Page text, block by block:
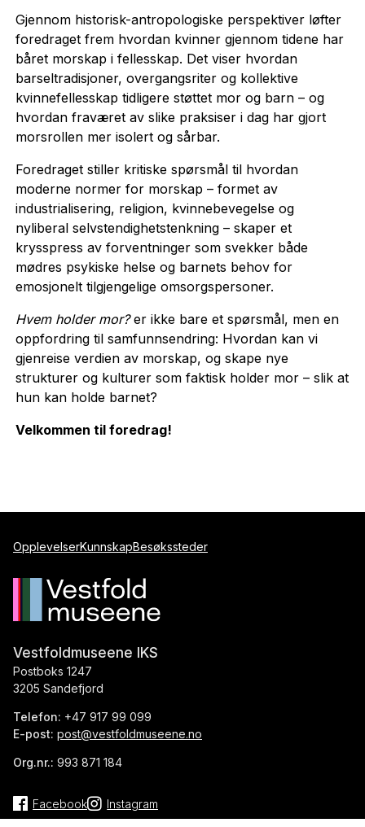
Gjennom historisk-antropologiske perspektiver løfter
foredraget frem hvordan kvinner gjennom tidene har
båret morskap i fellesskap. Det viser hvordan
barseltradisjoner, overgangsriter og kollektive
kvinnefellesskap tidligere støttet mor og barn – og
hvordan fraværet av slike praksiser i dag har gjort
morsrollen mer isolert og sårbar.
Foredraget stiller kritiske spørsmål til hvordan
moderne normer for morskap – formet av
industrialisering, religion, kvinnebevegelse og
nyliberal selvstendighetstenkning – skaper et
krysspress av forventninger som svekker både
mødres psykiske helse og barnets behov for
emosjonelt tilgjengelige omsorgspersoner.
Hvem holder mor?er ikke bare et spørsmål, men en
oppfordring til samfunnsendring: Hvordan kan vi
gjenreise verdien av morskap, og skape nye
strukturer og kulturer som faktisk holder mor – slik at
hun kan holde barnet?
Velkommen til foredrag!
OpplevelserKunnskapBesøkssteder
Vestfoldmuseene IKS
Postboks 1247
3205 Sandefjord
Telefon: +47 917 99 099
E-post: post@vestfoldmuseene.no
Org.nr.: 993 871 184
Facebook Instagram